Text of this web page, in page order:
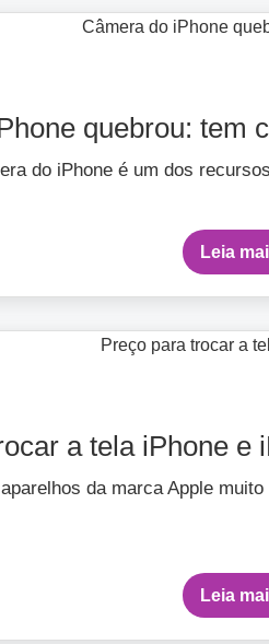
quebrou: tem
do iPhone é um dos
Leia
a tela iPhone e
da marca Apple
Leia